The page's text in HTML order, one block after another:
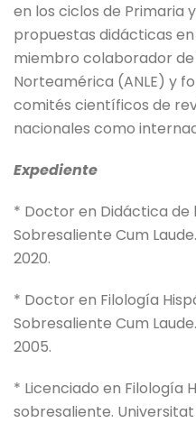
en los ciclos de Primaria
propuestas didácticas
miembro colaborador de
Norteamérica (ANLE) y
comités científicos de
nacionales como
Expediente
* Doctor en Didáctica de
Sobresaliente Cum
2020.
* Doctor en Filología
Sobresaliente Cum
2005.
* Licenciado en Filología
sobresaliente.